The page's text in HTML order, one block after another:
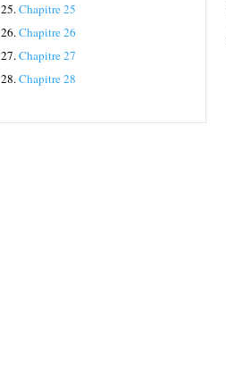
25.Chapitre 25
26.Chapitre 26
27.Chapitre 27
28.Chapitre 28